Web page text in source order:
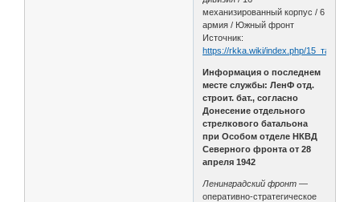
механизированный корпус / 6
армия / Южный фронт
Источник:
https://rkka.wiki/index.php/
Информация о последнем
месте службы: ЛенФ отд.
строит. бат., согласно
Донесение отдельного
стрелкового батальона
при Особом отделе НКВД
Северного фронта от 28
апреля 1942
Ленинградский фронт—
оперативно-стратегическое